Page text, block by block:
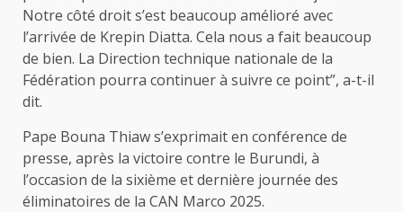
Notre côté droit s’est beaucoup amélioré avec
l’arrivée de Krepin Diatta. Cela nous a fait beaucoup
de bien. La Direction technique nationale de la
Fédération pourra continuer à suivre ce point”, a-t-il
dit.
Pape Bouna Thiaw s’exprimait en conférence de
presse, après la victoire contre le Burundi, à
l’occasion de la sixième et dernière journée des
éliminatoires de la CAN Marco 2025.